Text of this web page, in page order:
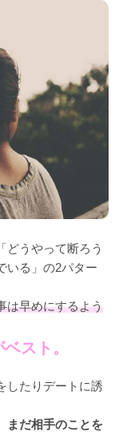
どうやって断ろう
いる」の2パター
は早めにするよう
スト。
したりデートに誘
まだ相手のことを